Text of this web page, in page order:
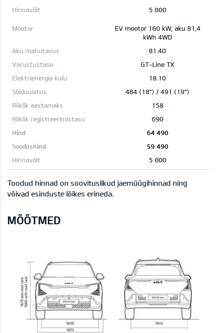
5 000
EV mootor 160 kW; aku 81,4
kWh 4WD
81.40
GT-Line TX
18.10
484 (18") / 491 (19")
158
690
64 490
59 490
5 000
Toodud hinnad on soovituslikud jaemüügihinnad ning
võivad esinduste lõikes erineda.
MÕÕTMED